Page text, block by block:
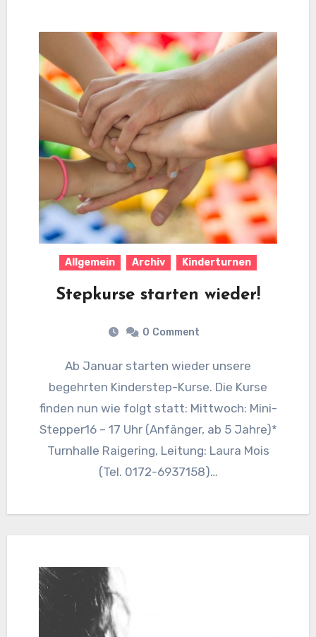
Allgemein Archiv Kinderturnen
Stepkurse starten wieder!
0 Comment
Ab Januar starten wieder unsere
begehrten Kinderstep-Kurse. Die Kurse
finden nun wie folgt statt: Mittwoch: Mini-
Stepper16 – 17 Uhr (Anfänger, ab 5 Jahre)*
Turnhalle Raigering, Leitung: Laura Mois
(Tel. 0172-6937158)…